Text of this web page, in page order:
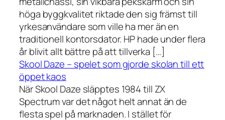
höga byggkvalitet riktade den sig främst till
yrkesanvändare som ville ha mer än en
traditionell kontorsdator. HP hade under flera
år blivit allt bättre på att tillverka […]
Skool Daze – spelet som gjorde skolan till ett
öppet kaos
När Skool Daze släpptes 1984 till ZX
Spectrum var det något helt annat än de
flesta spel på marknaden. I stället för